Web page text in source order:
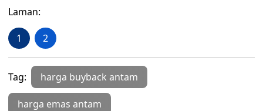
Laman:
1 2
Tag: harga buyback antam
harga emas antam